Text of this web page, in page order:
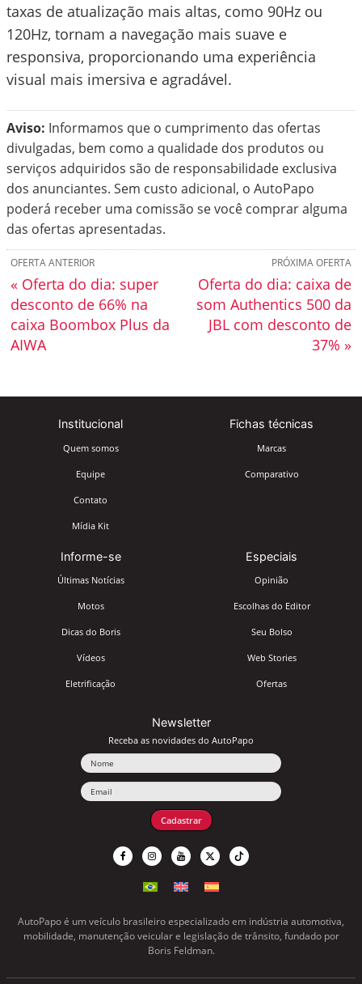
taxas de atualização mais altas, como 90Hz ou
120Hz, tornam a navegação mais suave e
responsiva, proporcionando uma experiência
visual mais imersiva e agradável.
Aviso: Informamos que o cumprimento das ofertas
divulgadas, bem como a qualidade dos produtos ou
serviços adquiridos são de responsabilidade exclusiva
dos anunciantes. Sem custo adicional, o AutoPapo
poderá receber uma comissão se você comprar alguma
das ofertas apresentadas.
PRÓXIMA OFERTA
Oferta do dia: caixa de
som Authentics 500 da
JBL com desconto de
37% »
OFERTA ANTERIOR
« Oferta do dia: super
desconto de 66% na
caixa Boombox Plus da
AIWA
Institucional
Quem somos
Equipe
Contato
Mídia Kit
Fichas técnicas
Marcas
Comparativo
Informe-se
Últimas Notícias
Motos
Dicas do Boris
Vídeos
Eletrificação
Especiais
Opinião
Escolhas do Editor
Seu Bolso
Web Stories
Ofertas
Newsletter
Receba as novidades do AutoPapo
Cadastrar
AutoPapo é um veículo brasileiro especializado em indústria automotiva,
mobilidade, manutenção veicular e legislação de trânsito, fundado por
Boris Feldman.